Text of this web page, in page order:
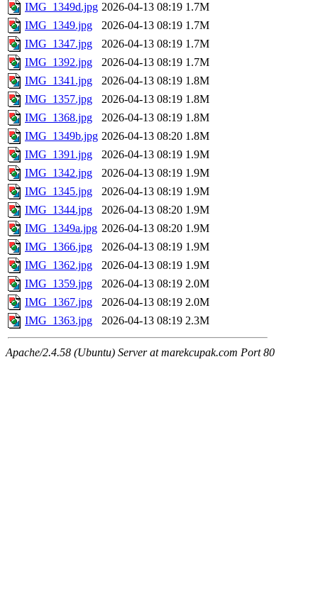
IMG_1349d.jpg 2026-04-13 08:19 1.7M
IMG_1349.jpg
2026-04-13 08:19 1.7M
IMG_1347.jpg
2026-04-13 08:19 1.7M
IMG_1392.jpg
2026-04-13 08:19 1.7M
IMG_1341.jpg
2026-04-13 08:19 1.8M
IMG_1357.jpg
2026-04-13 08:19 1.8M
IMG_1368.jpg
2026-04-13 08:19 1.8M
IMG_1349b.jpg 2026-04-13 08:20 1.8M
IMG_1391.jpg
2026-04-13 08:19 1.9M
IMG_1342.jpg
2026-04-13 08:19 1.9M
IMG_1345.jpg
2026-04-13 08:19 1.9M
IMG_1344.jpg
2026-04-13 08:20 1.9M
IMG_1349a.jpg 2026-04-13 08:20 1.9M
IMG_1366.jpg
2026-04-13 08:19 1.9M
IMG_1362.jpg
2026-04-13 08:19 1.9M
IMG_1359.jpg
2026-04-13 08:19 2.0M
IMG_1367.jpg
2026-04-13 08:19 2.0M
IMG_1363.jpg
2026-04-13 08:19 2.3M
Apache/2.4.58 (Ubuntu) Server at marekcupak.com Port 80